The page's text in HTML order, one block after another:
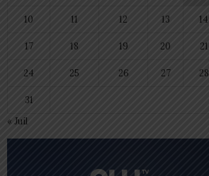
10 11 12 13 14
17 18 19 20 21
24 25 26 27 28
31
« Juil